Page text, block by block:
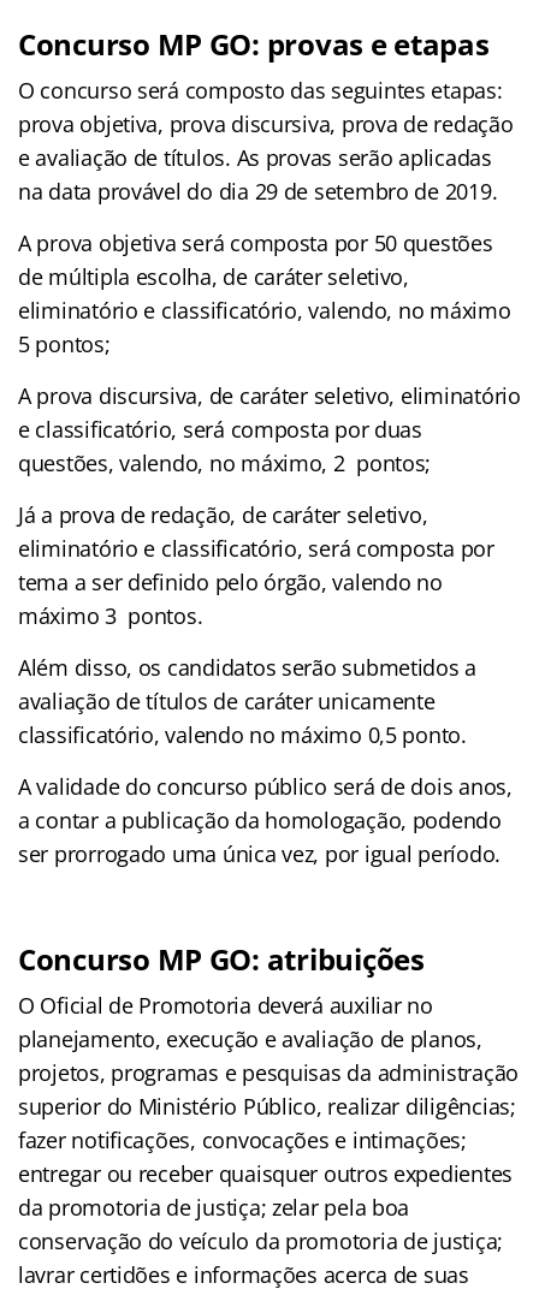
Concurso MP GO: provas e etapas
O concurso será composto das seguintes etapas:
prova objetiva, prova discursiva, prova de redação
e avaliação de títulos. As provas serão aplicadas
na data provável do dia 29 de setembro de 2019.
A prova objetiva será composta por 50 questões
de múltipla escolha, de caráter seletivo,
eliminatório e classificatório, valendo, no máximo
5 pontos;
A prova discursiva, de caráter seletivo, eliminatório
e classificatório, será composta por duas
questões, valendo, no máximo, 2 pontos;
Já a prova de redação, de caráter seletivo,
eliminatório e classificatório, será composta por
tema a ser definido pelo órgão, valendo no
máximo 3 pontos.
Além disso, os candidatos serão submetidos a
avaliação de títulos de caráter unicamente
classificatório, valendo no máximo 0,5 ponto.
A validade do concurso público será de dois anos,
a contar a publicação da homologação, podendo
ser prorrogado uma única vez, por igual período.
Concurso MP GO: atribuições
O Oficial de Promotoria deverá auxiliar no
planejamento, execução e avaliação de planos,
projetos, programas e pesquisas da administração
superior do Ministério Público, realizar diligências;
fazer notificações, convocações e intimações;
entregar ou receber quaisquer outros expedientes
da promotoria de justiça; zelar pela boa
conservação do veículo da promotoria de justiça;
lavrar certidões e informações acerca de suas